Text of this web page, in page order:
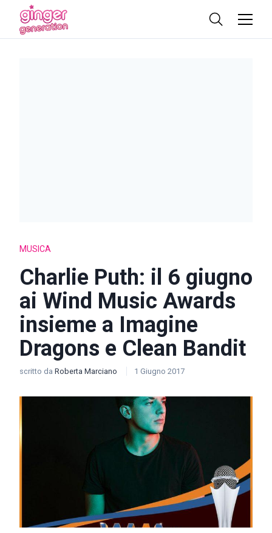
MUSICA
Charlie Puth: il 6 giugno
ai Wind Music Awards
insieme a Imagine
Dragons e Clean Bandit
scritto da Roberta Marciano 1 Giugno 2017